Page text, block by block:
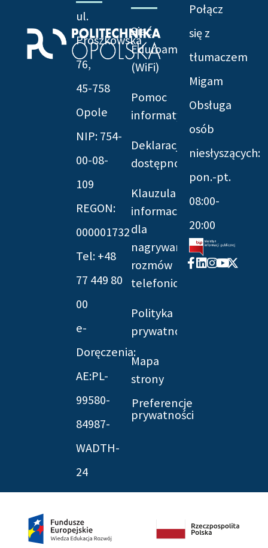
ul.
Prószkowska
76,
45-758
Opole
NIP: 754-
00-08-
109
REGON:
000001732
Tel: +48
77 449 80
00
e-
Doręczenia:
AE:PL-
99580-
84987-
WADTH-
24
Sieć
Eduroam
(WiFi)
Pomoc
informatyczna
Deklaracja
dostępności
Klauzula
informacyjna
dla
nagrywania
rozmów
telefonicznych
Polityka
prywatności
Mapa
strony
Preferencje
prywatności
Połącz
się z
tłumaczem
Migam
Obsługa
osób
niesłyszących:
pon.-pt.
08:00-
20:00
Facebook-
f
Linkedin
Instagram
Youtube
X-
twitter